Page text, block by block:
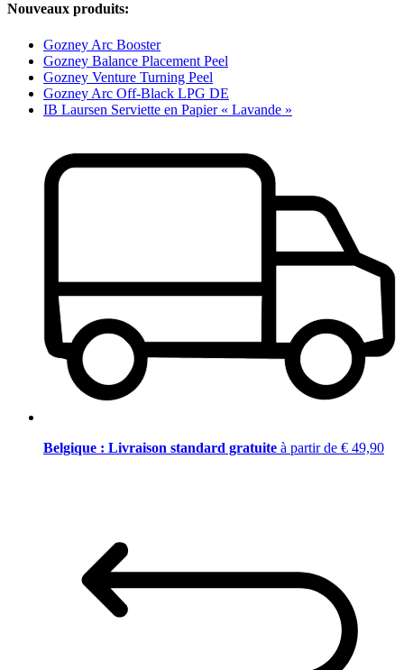
Nouveaux produits:
Gozney Arc Booster
Gozney Balance Placement Peel
Gozney Venture Turning Peel
Gozney Arc Off-Black LPG DE
IB Laursen Serviette en Papier « Lavande »
Belgique : Livraison standard gratuite à partir de € 49,90